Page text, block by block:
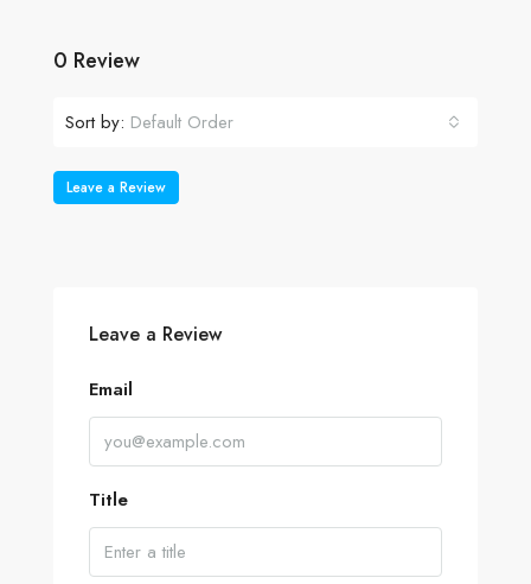
0 Review
Sort by: Default Order
Leave a Review
Leave a Review
Email
Title